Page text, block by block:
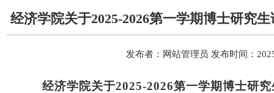
经济学院关于2025-2026第一学期博士研究
发布者：网站管理员 发布时间：
经济学院关于2025-2026第一学期博士研究